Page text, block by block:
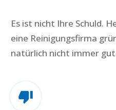
Es ist nicht Ihre Schuld.
eine Reinigungsfirma
natürlich nicht immer